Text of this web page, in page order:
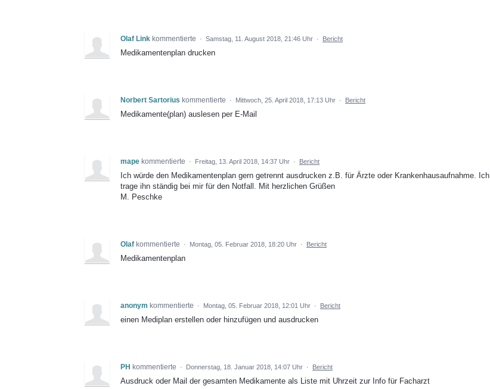
Olaf Link kommentierte · Samstag, 11. August 2018, 21:46 Uhr · Bericht
Medikamentenplan drucken
Norbert Sartorius kommentierte · Mittwoch, 25. April 2018, 17:13 Uhr · Bericht
Medikamente(plan) auslesen per E-Mail
mape kommentierte · Freitag, 13. April 2018, 14:37 Uhr · Bericht
Ich würde den Medikamentenplan gern getrennt ausdrucken z.B. für Ärzte oder Krankenhausaufnahme. Ich
trage ihn ständig bei mir für den Notfall. Mit herzlichen Grüßen
M. Peschke
Olaf kommentierte · Montag, 05. Februar 2018, 18:20 Uhr · Bericht
Medikamentenplan
anonym kommentierte · Montag, 05. Februar 2018, 12:01 Uhr · Bericht
einen Mediplan erstellen oder hinzufügen und ausdrucken
PH kommentierte · Donnerstag, 18. Januar 2018, 14:07 Uhr · Bericht
Ausdruck oder Mail der gesamten Medikamente als Liste mit Uhrzeit zur Info für Facharzt